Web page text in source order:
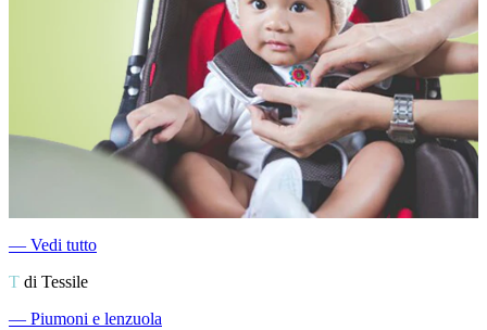
― Vedi tutto
T di Tessile
― Piumoni e lenzuola